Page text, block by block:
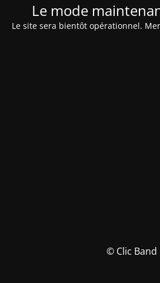
Le mode
Le site sera bientôt opérationnel.
© Clic Band